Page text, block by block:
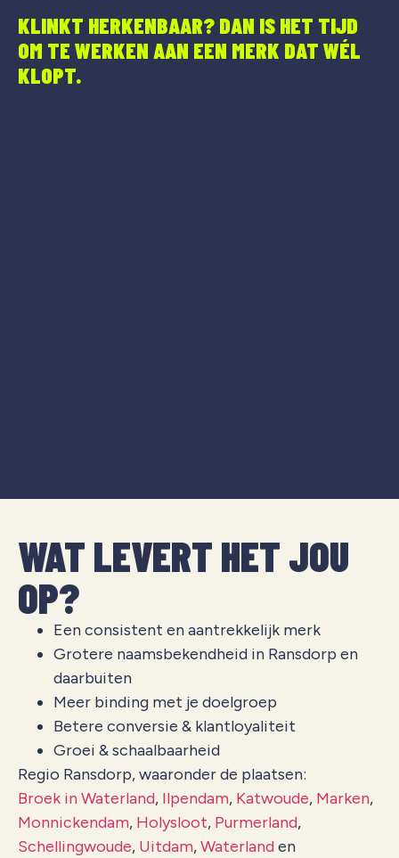
KLINKT HERKENBAAR? DAN IS HET TIJD
OM TE WERKEN AAN EEN MERK DAT WÉL
KLOPT.
WAT LEVERT HET JOU
OP?
Een consistent en aantrekkelijk merk
Grotere naamsbekendheid in Ransdorp en
daarbuiten
Meer binding met je doelgroep
Betere conversie & klantloyaliteit
Groei & schaalbaarheid
Regio Ransdorp, waaronder de plaatsen:
Broek in Waterland, Ilpendam, Katwoude, Marken,
Monnickendam, Holysloot, Purmerland,
Schellingwoude, Uitdam,Waterlanden